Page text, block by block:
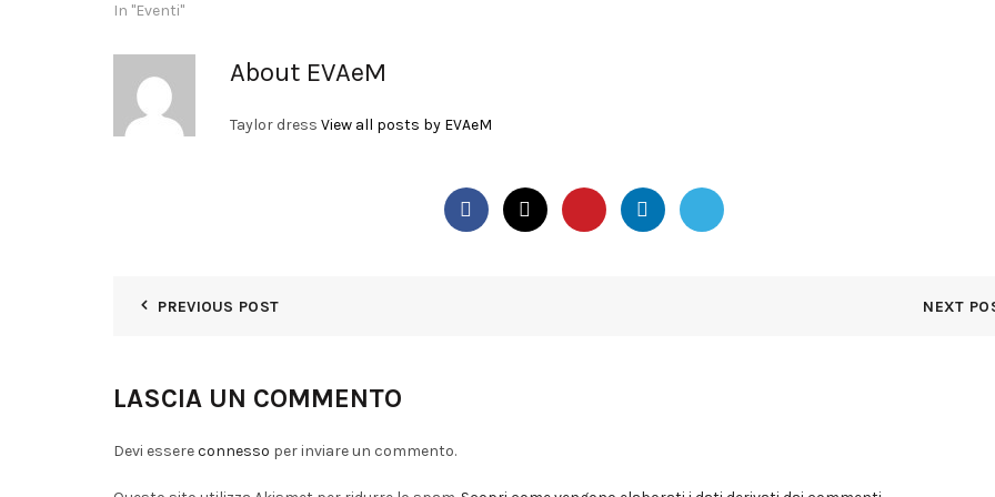
In "Eventi"
About EVAeM
Taylor dress View all posts by EVAeM
PREVIOUS POST NEXT
LASCIA UN COMMENTO
Devi essereconnesso per inviare un commento.